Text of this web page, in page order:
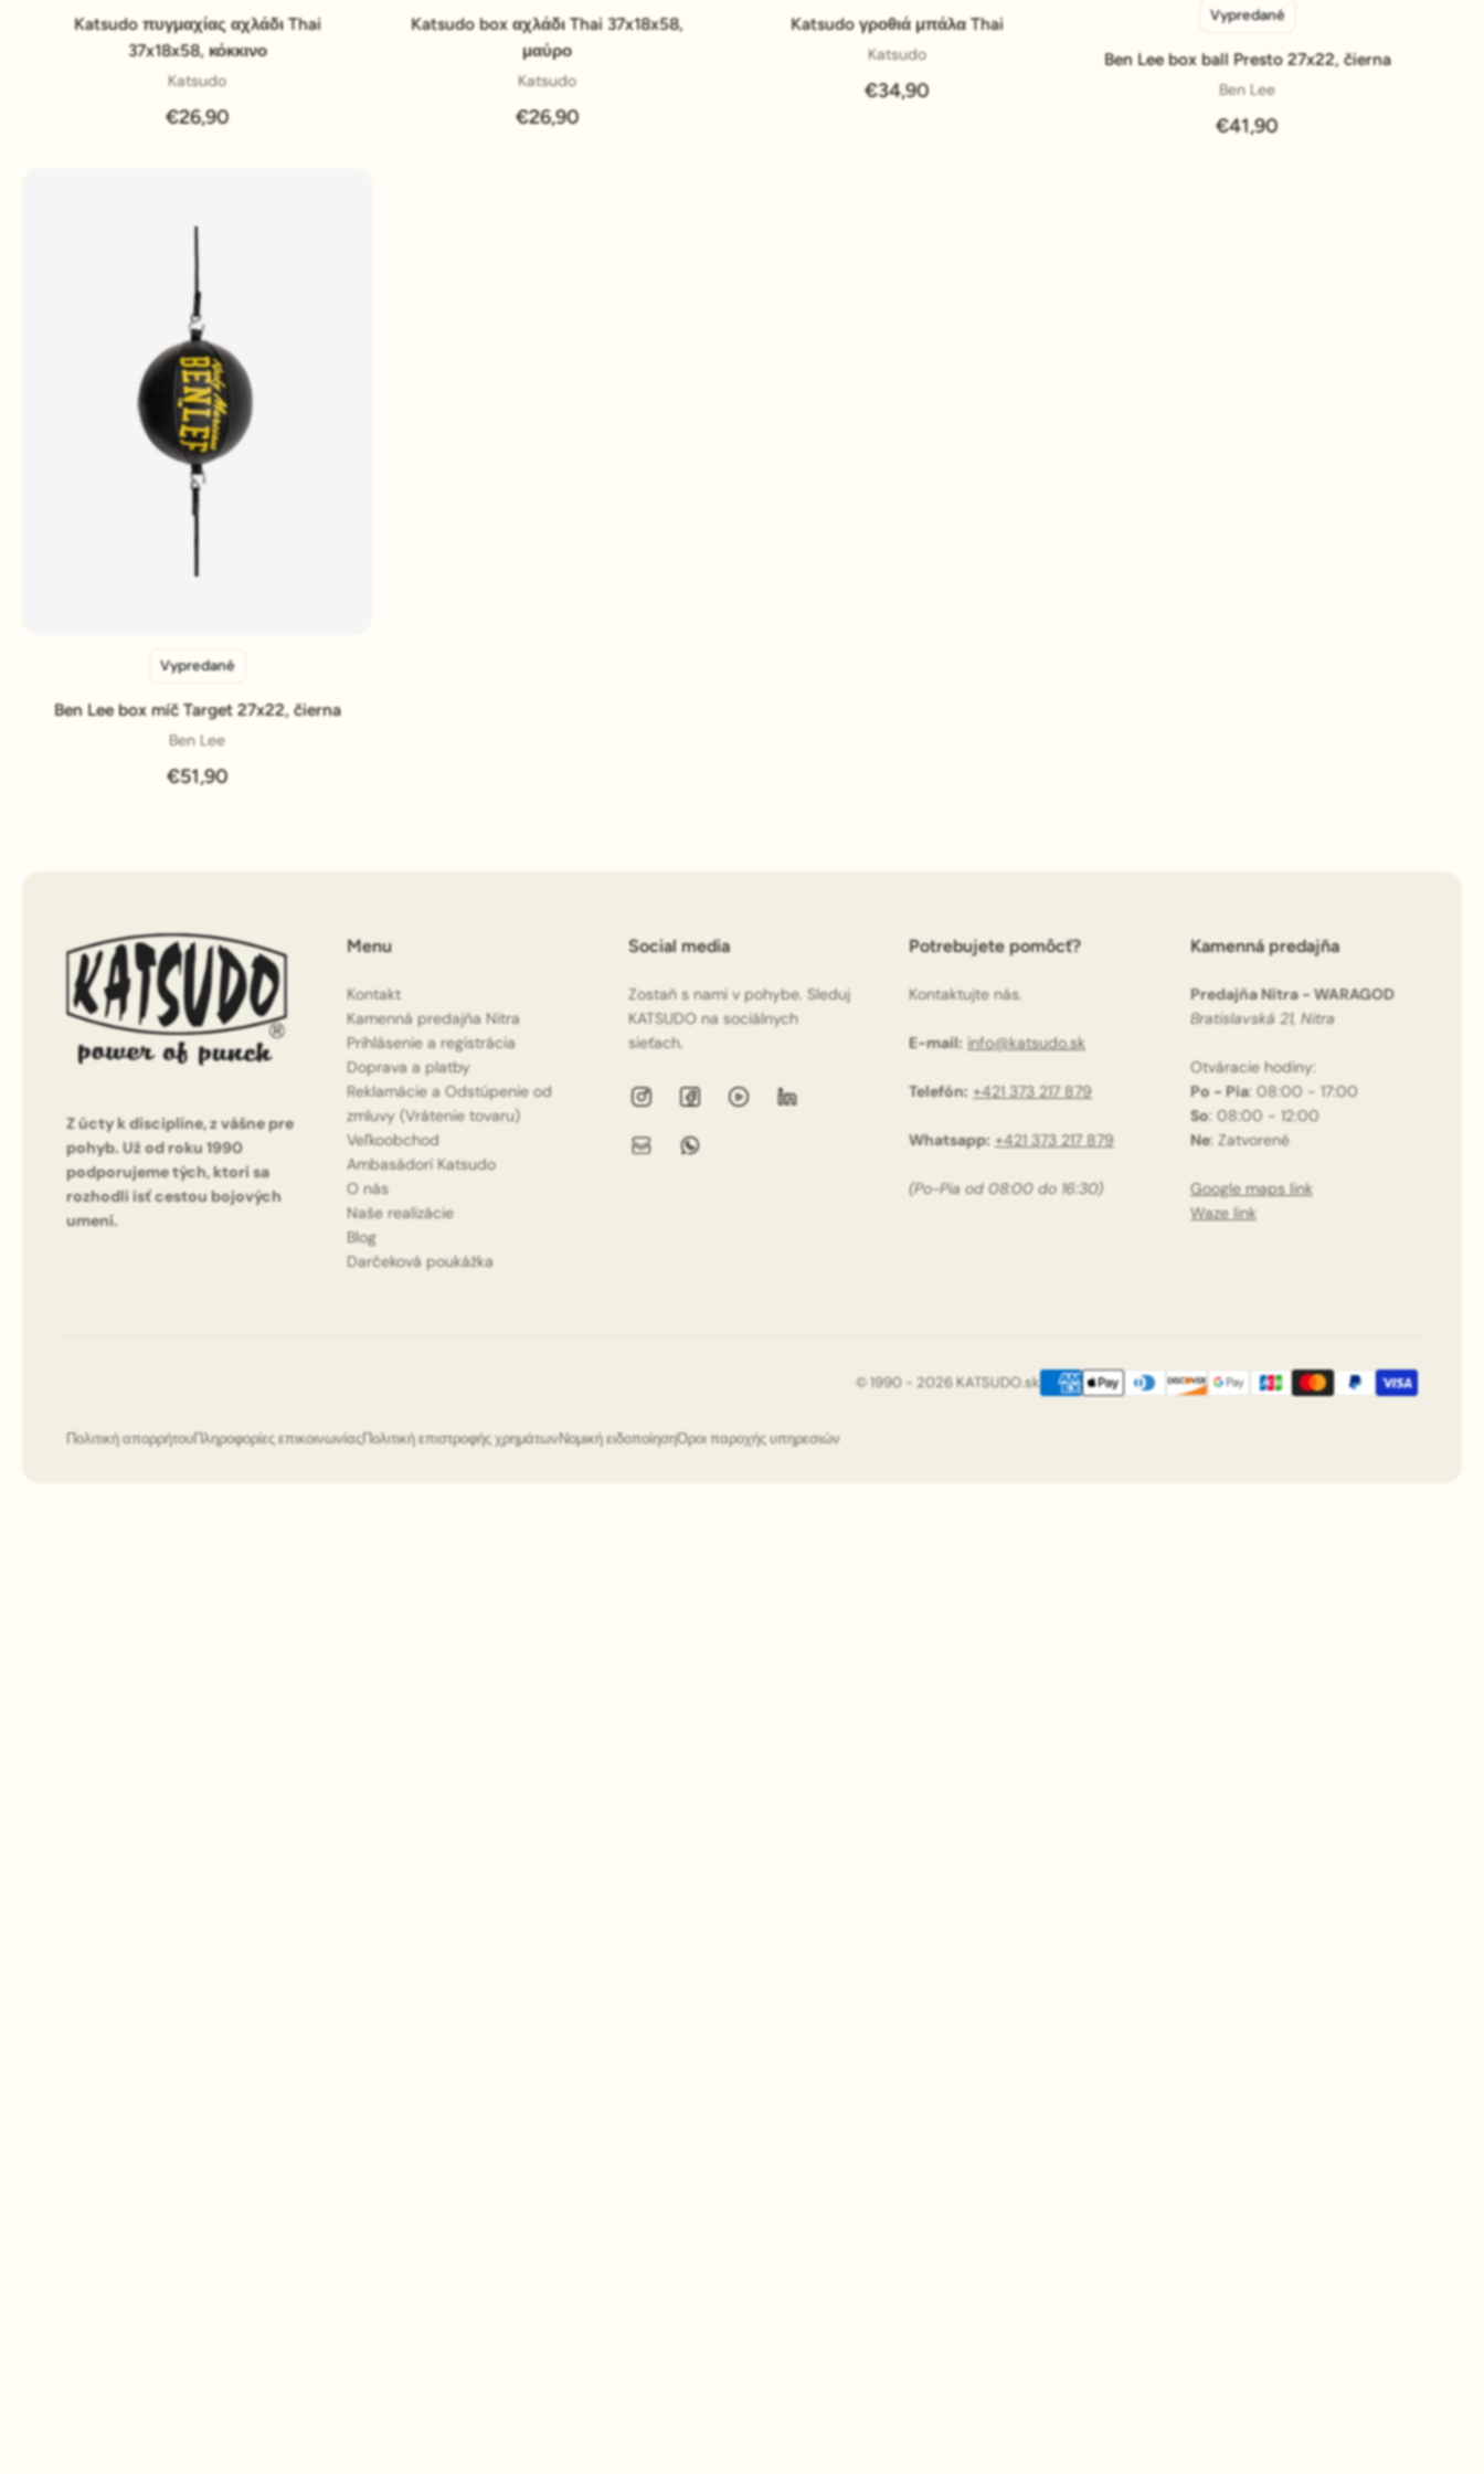
Pridať do košíka
Katsudo πυγμαχίας αχλάδι Thai
37x18x58, κόκκινο
Katsudo
€26,90
Pridať do košíka
Katsudo box αχλάδι Thai 37x18x58,
μαύρο
Katsudo
€26,90
Pridať do košíka
Katsudo γροθιά μπάλα Thai
Katsudo
€34,90
Pridať do košíka
Vypredané
Ben Lee box ball Presto 27x22, čierna
Ben Lee
€41,90
Pridať do košíka
Vypredané
Ben Lee box míč Target 27x22, čierna
Ben Lee
€51,90
Z úcty k disciplíne, z vášne pre
pohyb. Už od roku 1990
podporujeme tých, ktorí sa
rozhodli ísť cestou bojových
umení.
Menu
Kontakt
Kamenná predajňa Nitra
Prihlásenie a registrácia
Doprava a platby
Reklamácie a Odstúpenie od
zmluvy (Vrátenie tovaru)
Veľkoobchod
Ambasádori Katsudo
O nás
Naše realizácie
Blog
Darčeková poukážka
Social media
Zostaň s nami v pohybe. Sleduj
KATSUDO na sociálnych
sieťach.
Potrebujete pomôcť?
Kontaktujte nás.
E-mail: info@katsudo.sk
Telefón: +421 373 217 879
Whatsapp: +421 373 217 879
(Po-Pia od 08:00 do 16:30)
Kamenná predajňa
Predajňa Nitra - WARAGOD
Bratislavská 21, Nitra
Otváracie hodiny:
Po - Pia: 08:00 - 17:00
So: 08:00 - 12:00
Ne: Zatvorené
Google maps link
Waze link
© 1990 - 2026 KATSUDO.sk
Πολιτική απορρήτουΠληροφορίες επικοινωνίαςΠολιτική επιστροφής χρημάτωνΝομική ειδοποίησηΌροι παροχής υπηρεσιών